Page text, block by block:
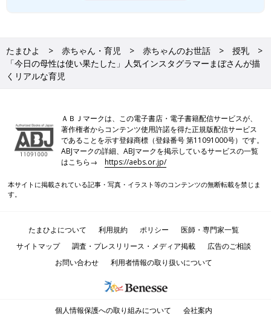
たまひよ 赤ちゃん・育児 赤ちゃんのお世話
授乳
「今日の母性は使い果たした」人気インスタグラマーまぼさんが描
くリアルな育児
ＡＢＪマークは、この電子書店・電子書籍配信サービスが、
著作権者からコンテンツ使用許諾を得た正規版配信サービス
であることを示す登録商標（登録番号 第11091000号）です。
ABJマークの詳細、ABJマークを掲示しているサービスの一覧
はこちら→https://aebs.or.jp/
本サイトに掲載されている記事・写真・イラスト等のコンテンツの無断転載を禁じま
す。
たまひよについて 利用規約 ポリシー
医師・専門家一覧
サイトマップ
調査・プレスリリース・メディア掲載
広告のご相談
お問い合わせ
利用者情報の取り扱いについて
個人情報保護への取り組みについて 会社案内